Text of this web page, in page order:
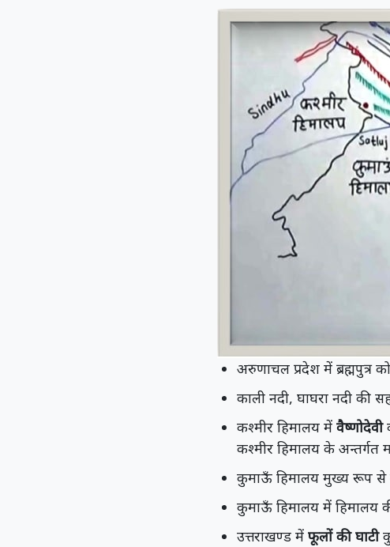
अरुणाचल प्रदेश में ब्रह्मपुत्र को
काली नदी, घाघरा नदी की
कश्मीर हिमालय में वैष्णोदेवी
कश्मीर हिमालय के अन्तर्गत
कुमाऊँ हिमालय मुख्य रूप से
कुमाऊँ हिमालय में हिमालय
उत्तराखण्ड में फूलों की घाटी